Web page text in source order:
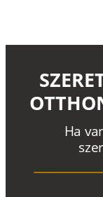
Ha va
szer